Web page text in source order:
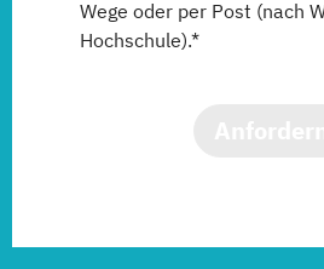
Wege oder per Post (nach
Hochschule).*